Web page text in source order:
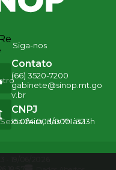
Siga-nos
Contato
(66) 3520-7200
gabinete@sinop.mt.go
v.br
feira, das 7h às 13h
CNPJ
15.024.003/0001-32